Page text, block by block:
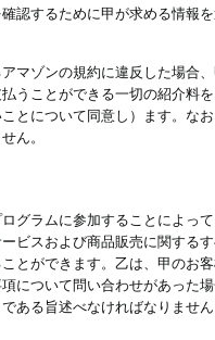
認するために甲が求める情報
マゾンの規約に違反した場合
うことができる一切の紹介料
とについて同意し）ます。な
ん。
グラムに参加することによっ
ビスおよび商品販売に関する
とができます。乙は、甲のお
について問い合わせがあった
ある旨述べなければなりませ